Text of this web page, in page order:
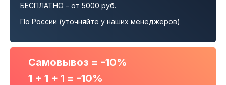
БЕСПЛАТНО – от 5000 руб.
По России (уточняйте у наших менеджеров)
Самовывоз = -10%
1 + 1 + 1 = -10%